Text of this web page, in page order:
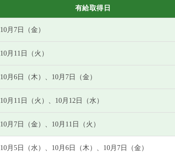
有給取得日
10月7日（金）
10月11日（火）
10月6日（木）、10月7日（金）
10月11日（火）、10月12日（水）
10月7日（金）、10月11日（火）
10月5日（水）、10月6日（木）、10月7日（金）